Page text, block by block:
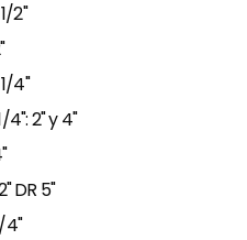
2"
4"
2" y 4"
DR 5"
4"